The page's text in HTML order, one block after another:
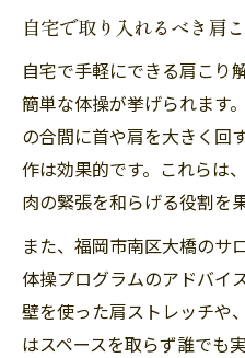
自宅で取り入れるべき肩
自宅で手軽にできる肩こり
簡単な体操が挙げられます
の合間に首や肩を大きく回
作は効果的です。これらは
肉の緊張を和らげる役割を
また、福岡市南区大橋のサ
体操プログラムのアドバイ
壁を使った肩ストレッチや
はスペースを取らず誰でも